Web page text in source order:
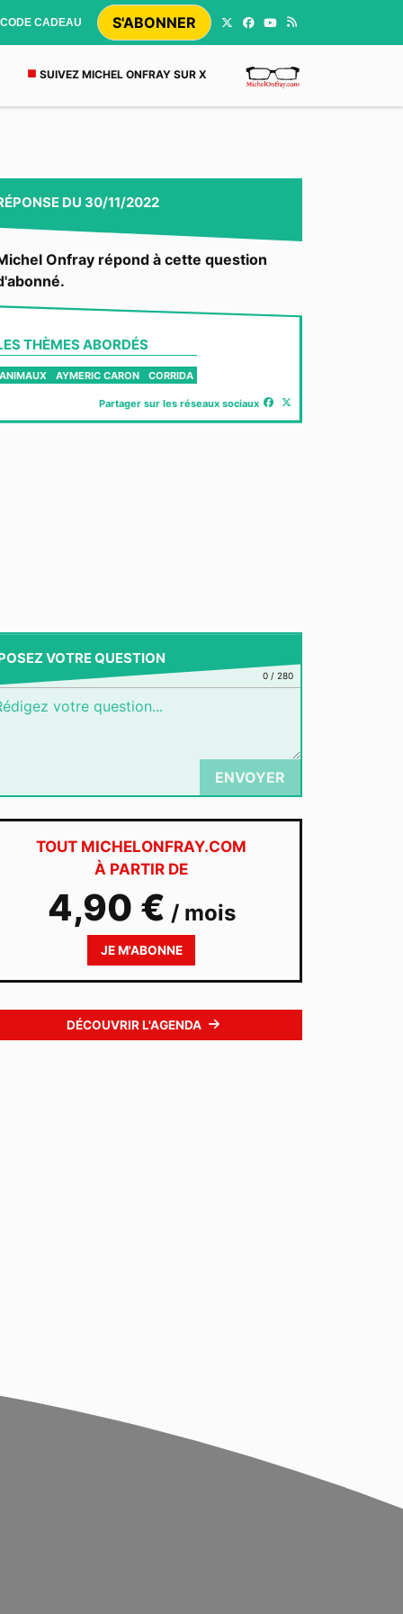
CODE CADEAU S'ABONNER
SUIVEZ MICHEL ONFRAY SUR X
DU 30/11/2022
Onfray répond à cette question
THÈMES ABORDÉS
ANIMAUX AYMERIC CARON CORRIDA
Partager sur les réseaux sociaux
VOTRE QUESTION
0 /280
ENVOYER
TOUT MICHELONFRAY.COM
À PARTIR DE
4,90 € / mois
JE M'ABONNE
DÉCOUVRIR L'AGENDA